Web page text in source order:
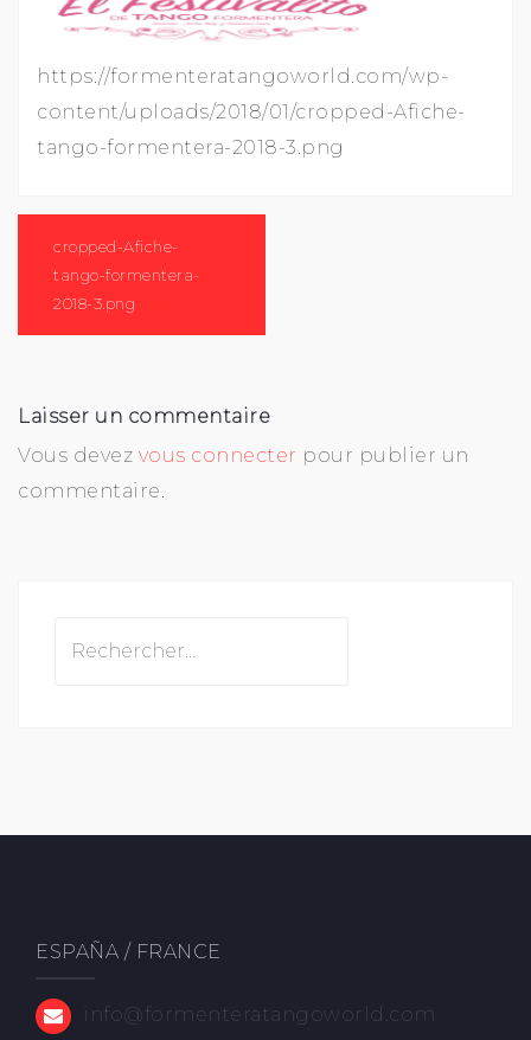
https://formenteratangoworld.com/wp-
content/uploads/2018/01/cropped-Afiche-
tango-formentera-2018-3.png
l’article
cropped-Afiche-
tango-formentera-
2018-3.png
Laisser un commentaire
Vous devez vous connecter pour publier un
commentaire.
ESPAÑA / FRANCE
info@formenteratangoworld.com